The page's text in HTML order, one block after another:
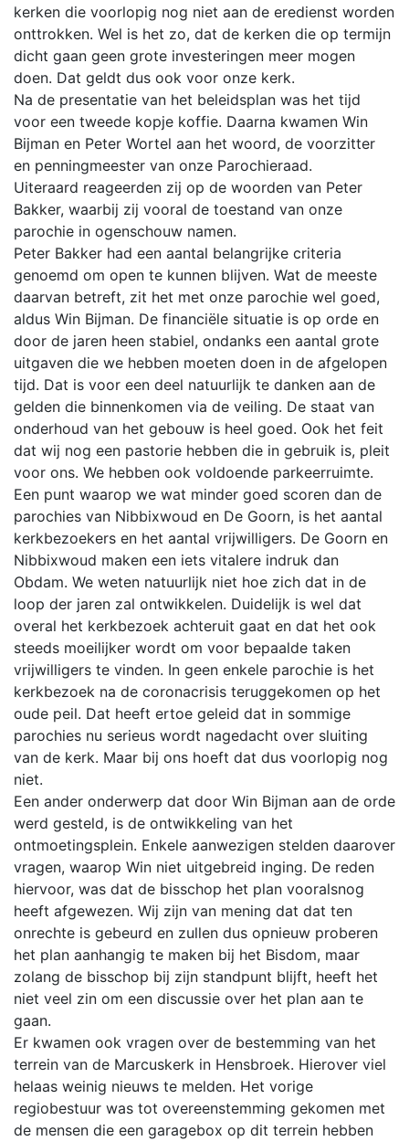
kerken die voorlopig nog niet aan de eredienst worden
onttrokken. Wel is het zo, dat de kerken die op termijn
dicht gaan geen grote investeringen meer mogen
doen. Dat geldt dus ook voor onze kerk.
Na de presentatie van het beleidsplan was het tijd
voor een tweede kopje koffie. Daarna kwamen Win
Bijman en Peter Wortel aan het woord, de voorzitter
en penningmeester van onze Parochieraad.
Uiteraard reageerden zij op de woorden van Peter
Bakker, waarbij zij vooral de toestand van onze
parochie in ogenschouw namen.
Peter Bakker had een aantal belangrijke criteria
genoemd om open te kunnen blijven. Wat de meeste
daarvan betreft, zit het met onze parochie wel goed,
aldus Win Bijman. De financiële situatie is op orde en
door de jaren heen stabiel, ondanks een aantal grote
uitgaven die we hebben moeten doen in de afgelopen
tijd. Dat is voor een deel natuurlijk te danken aan de
gelden die binnenkomen via de veiling. De staat van
onderhoud van het gebouw is heel goed. Ook het feit
dat wij nog een pastorie hebben die in gebruik is, pleit
voor ons. We hebben ook voldoende parkeerruimte.
Een punt waarop we wat minder goed scoren dan de
parochies van Nibbixwoud en De Goorn, is het aantal
kerkbezoekers en het aantal vrijwilligers. De Goorn en
Nibbixwoud maken een iets vitalere indruk dan
Obdam. We weten natuurlijk niet hoe zich dat in de
loop der jaren zal ontwikkelen. Duidelijk is wel dat
overal het kerkbezoek achteruit gaat en dat het ook
steeds moeilijker wordt om voor bepaalde taken
vrijwilligers te vinden. In geen enkele parochie is het
kerkbezoek na de coronacrisis teruggekomen op het
oude peil. Dat heeft ertoe geleid dat in sommige
parochies nu serieus wordt nagedacht over sluiting
van de kerk. Maar bij ons hoeft dat dus voorlopig nog
niet.
Een ander onderwerp dat door Win Bijman aan de orde
werd gesteld, is de ontwikkeling van het
ontmoetingsplein. Enkele aanwezigen stelden daarover
vragen, waarop Win niet uitgebreid inging. De reden
hiervoor, was dat de bisschop het plan vooralsnog
heeft afgewezen. Wij zijn van mening dat dat ten
onrechte is gebeurd en zullen dus opnieuw proberen
het plan aanhangig te maken bij het Bisdom, maar
zolang de bisschop bij zijn standpunt blijft, heeft het
niet veel zin om een discussie over het plan aan te
gaan.
Er kwamen ook vragen over de bestemming van het
terrein van de Marcuskerk in Hensbroek. Hierover viel
helaas weinig nieuws te melden. Het vorige
regiobestuur was tot overeenstemming gekomen met
de mensen die een garagebox op dit terrein hebben